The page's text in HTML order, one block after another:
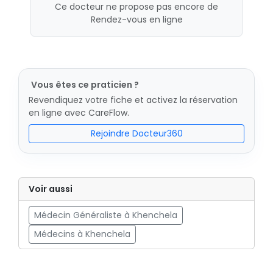
Ce docteur ne propose pas encore de
Rendez-vous en ligne
Vous êtes ce praticien ?
Revendiquez votre fiche et activez la réservation
en ligne avec CareFlow.
Rejoindre Docteur360
Voir aussi
Médecin Généraliste à Khenchela
Médecins à Khenchela